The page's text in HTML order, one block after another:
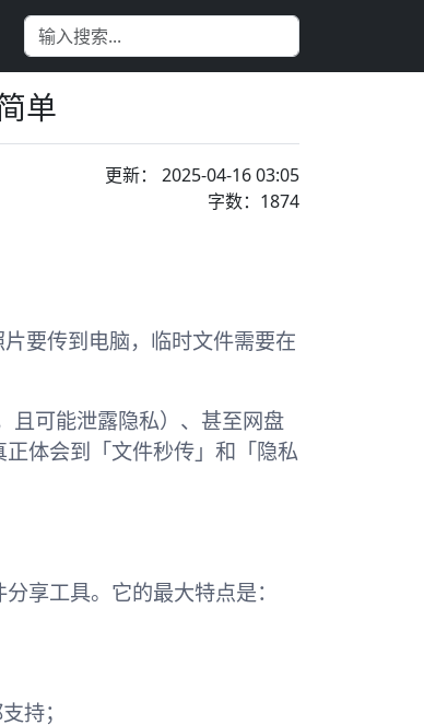
单
更新： 2025-04-16 03:05
字数：1874
要传到电脑，临时文件需要在
且可能泄露隐私）、甚至网盘
正体会到「文件秒传」和「隐私
享工具。它的最大特点是：
持；